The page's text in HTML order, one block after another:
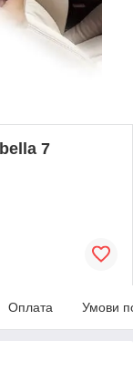
7
Оплата Умови